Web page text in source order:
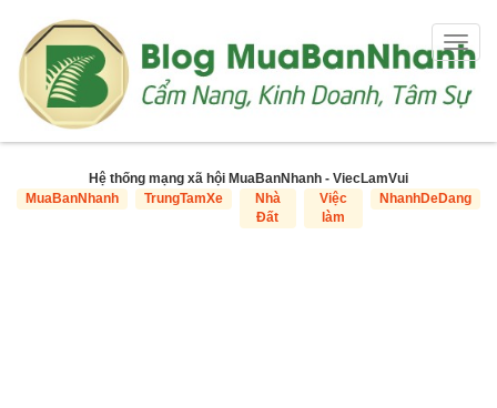
Hệ thống mạng xã hội MuaBanNhanh - ViecLamVui
MuaBanNhanh
TrungTamXe
Nhà
Đất
Việc
làm
NhanhDeDang